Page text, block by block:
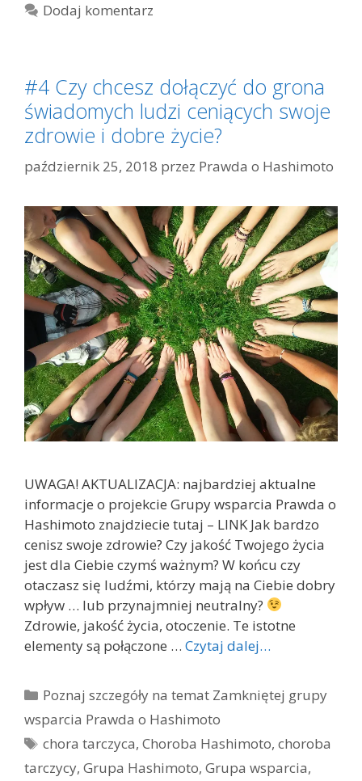
Dodaj komentarz
#4 Czy chcesz dołączyć do grona
świadomych ludzi ceniących swoje
zdrowie i dobre życie?
październik 25, 2018 przez Prawda o Hashimoto
UWAGA! AKTUALIZACJA: najbardziej aktualne
informacje o projekcie Grupy wsparcia Prawda o
Hashimoto znajdziecie tutaj – LINK Jak bardzo
cenisz swoje zdrowie? Czy jakość Twojego życia
jest dla Ciebie czymś ważnym? W końcu czy
otaczasz się ludźmi, którzy mają na Ciebie dobry
wpływ … lub przynajmniej neutralny?
Zdrowie, jakość życia, otoczenie. Te istotne
elementy są połączone … Czytaj dalej…
Kategorie
Poznaj szczegóły na temat Zamkniętej grupy
wsparcia Prawda o Hashimoto
Tagi
chora tarczyca,Choroba Hashimoto,choroba
tarczycy, Grupa Hashimoto, Grupa wsparcia,